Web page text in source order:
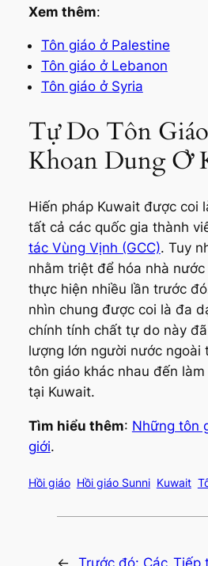
Xem thêm:
Tôn giáo ở Palestine
Tôn giáo ở Lebanon
Tôn giáo ở Syria
Tự Do Tôn
Khoan Dung Ở
Hiến pháp Kuwait được coi
tất cả các quốc gia thành
tác Vùng Vịnh (GCC). Tuy
nhằm triệt để hóa nhà
thực hiện nhiều lần trước
nhìn chung được coi là đa
chính tính chất tự do này
lượng lớn người nước ngoài
tôn giáo khác nhau đến
tại Kuwait.
Tìm hiểu thêm: Những tôn
giới.
Hồi giáo Hồi giáo Sunni Kuwait
← Trước đó: Các Tiếp